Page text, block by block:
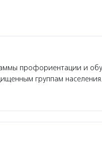
профориентации и
группам населения.